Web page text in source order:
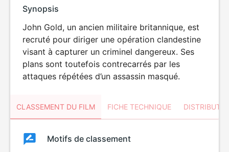
Synopsis
John Gold, un ancien militaire britannique, est
recruté pour diriger une opération clandestine
visant à capturer un criminel dangereux. Ses
plans sont toutefois contrecarrés par les
attaques répétées d’un assassin masqué.
CLASSEMENT DU FILM FICHE TECHNIQUE
ClassementClassement
Motifs de classement